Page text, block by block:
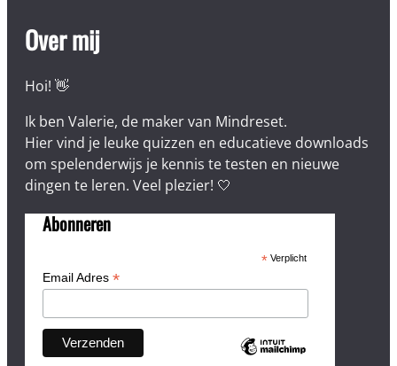
Over mij
Hoi! 👋
Ik ben Valerie, de maker van Mindreset.
Hier vind je leuke quizzen en educatieve downloads
om spelenderwijs je kennis te testen en nieuwe
dingen te leren. Veel plezier! 🤍
Abonneren
*Verplicht
Email Adres *